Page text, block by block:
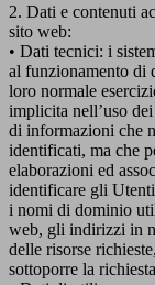
2. Dati e contenuti
sito web:
• Dati tecnici: i
al funzionamento di
loro normale
implicita nell’uso
di informazioni che
identificati, ma che
elaborazioni ed
identificare gli
i nomi di dominio
web, gli indirizzi in
delle risorse
sottoporre la